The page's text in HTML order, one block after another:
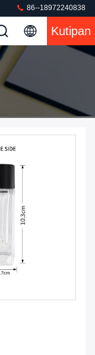
86--18972240838
Kutipan